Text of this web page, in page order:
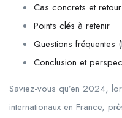
Cas concrets et
Points clés à retenir
Questions fréquentes
Conclusion et
Saviez-vous qu’en 2024,
internationaux en France,